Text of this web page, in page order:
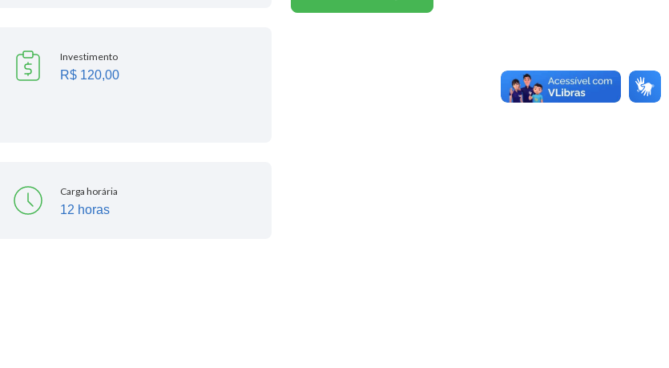
Investimento
R$ 120,00
Carga horária
12 horas